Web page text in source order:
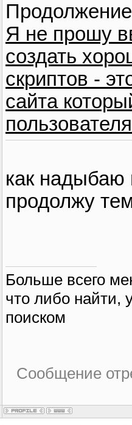
Я не прошу
создать
скриптов -
сайта
как
продолжу
Больше всего
что либо найти,
поиском
Сообщение